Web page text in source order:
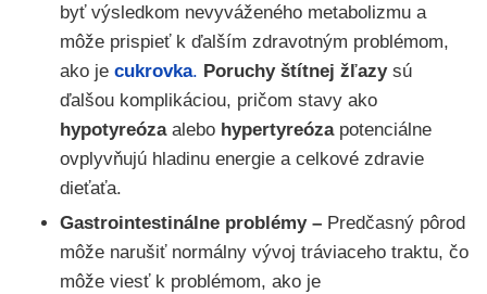
byť výsledkom nevyváženého metabolizmu a
môže prispieť k ďalším zdravotným problémom,
ako je cukrovka. Poruchy štítnej žľazysú
ďalšou komplikáciou, pričom stavy ako
hypotyreóza alebo hypertyreóza potenciálne
ovplyvňujú hladinu energie a celkové zdravie
dieťaťa.
Gastrointestinálne problémy – Predčasný pôrod
môže narušiť normálny vývoj tráviaceho traktu, čo
môže viesť k problémom, ako je